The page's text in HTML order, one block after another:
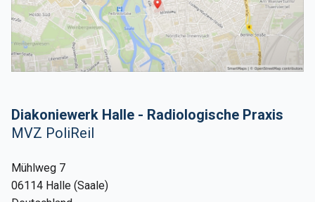
Diakoniewerk Halle - Radiologische Praxis
MVZ PoliReil
Mühlweg 7
06114 Halle (Saale)